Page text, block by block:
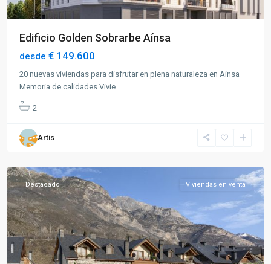
Edificio Golden Sobrarbe Aínsa
desde € 149.600
20 nuevas viviendas para disfrutar en plena naturaleza en Aínsa
Memoria de calidades Vivie ...
2
Artis
Destacado Viviendas en venta